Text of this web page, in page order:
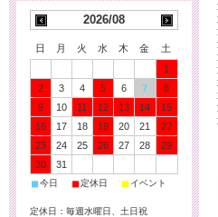
2026/08
日 月 火 水 木 金
土
1
2
3 4 5 6 7
8
9
10 11 12 13 14
15
16
17 18 19 20 21
22
23
24 25 26 27 28
29
30
31
■今日 ■定休日 ■ イベント
定休日：毎週水曜日、土日祝